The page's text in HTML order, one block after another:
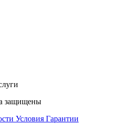
защищены
Условия Гарантии